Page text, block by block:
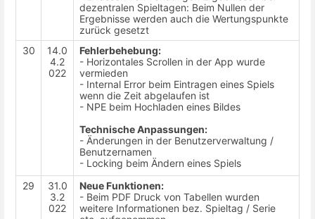
dezentralen Spieltagen: Beim Nullen der
Ergebnisse werden auch die Wertungspunkte
zurück gesetzt
30
14.0
4.2
022
Fehlerbehebung:
- Horizontales Scrollen in der App wurde
vermieden
- Internal Error beim Eintragen eines Spiels
wenn die Zeit abgelaufen ist
- NPE beim Hochladen eines Bildes
Technische Anpassungen:
- Änderungen in der Benutzerverwaltung /
Benutzernamen
- Locking beim Ändern eines Spiels
29
31.0
3.2
022
Neue Funktionen:
- Beim PDF Druck von Tabellen wurden
weitere Informationen bez. Spieltag / Serie